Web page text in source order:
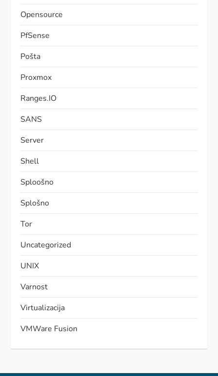
Opensource
PfSense
Pošta
Proxmox
Ranges.IO
SANS
Server
Shell
Sploošno
Splošno
Tor
Uncategorized
UNIX
Varnost
Virtualizacija
VMWare Fusion